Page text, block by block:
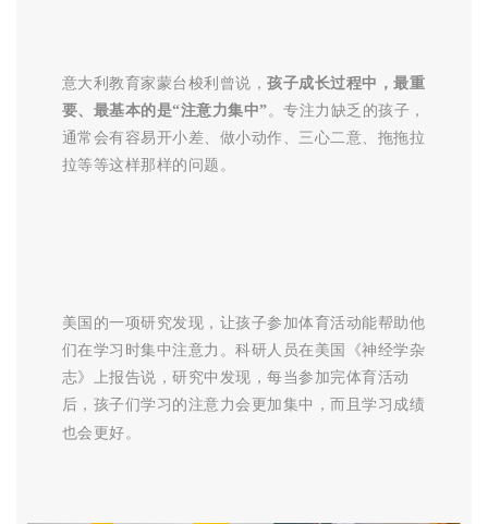
意大利教育家蒙台梭利曾说，孩子成长过程中，最重
要、最基本的是“注意力集中”。专注力缺乏的孩子，
通常会有容易开小差、做小动作、三心二意、拖拖拉
拉等等这样那样的问题。
美国的一项研究发现，让孩子参加体育活动能帮助他
们在学习时集中注意力。科研人员在美国《神经学杂
志》上报告说，研究中发现，每当参加完体育活动
后，孩子们学习的注意力会更加集中，而且学习成绩
也会更好。